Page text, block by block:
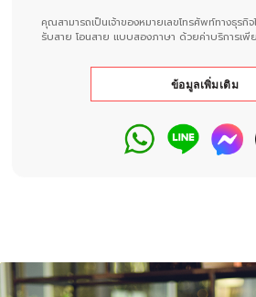
คุณสามารถเป็นเจ้าของหมายเลขโทรศัพท์ทางธุร
รับสาย โอนสาย แบบสองภาษา ด้วยค่าบริการเ
ข้อมูลเพิ่มเติม